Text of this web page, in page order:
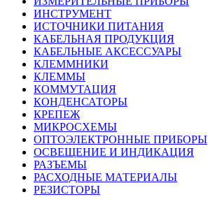
ИНСТРУМЕНТ
ИСТОЧНИКИ ПИТАНИЯ
КАБЕЛЬНАЯ ПРОДУКЦИЯ
КАБЕЛЬНЫЕ АКСЕССУАРЫ
КЛЕММНИКИ
КЛЕММЫ
КОММУТАЦИЯ
КОНДЕНСАТОРЫ
КРЕПЕЖ
МИКРОСХЕМЫ
ОПТОЭЛЕКТРОННЫЕ ПРИБОРЫ
ОСВЕЩЕНИЕ И ИНДИКАЦИЯ
РАЗЪЕМЫ
РАСХОДНЫЕ МАТЕРИАЛЫ
РЕЗИСТОРЫ